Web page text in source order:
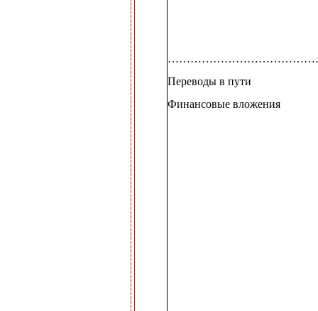
Переводы в пути
Финансовые вложения